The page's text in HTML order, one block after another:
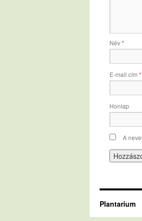
Név*
E-mail cím *
Honlap
A
Plantarium